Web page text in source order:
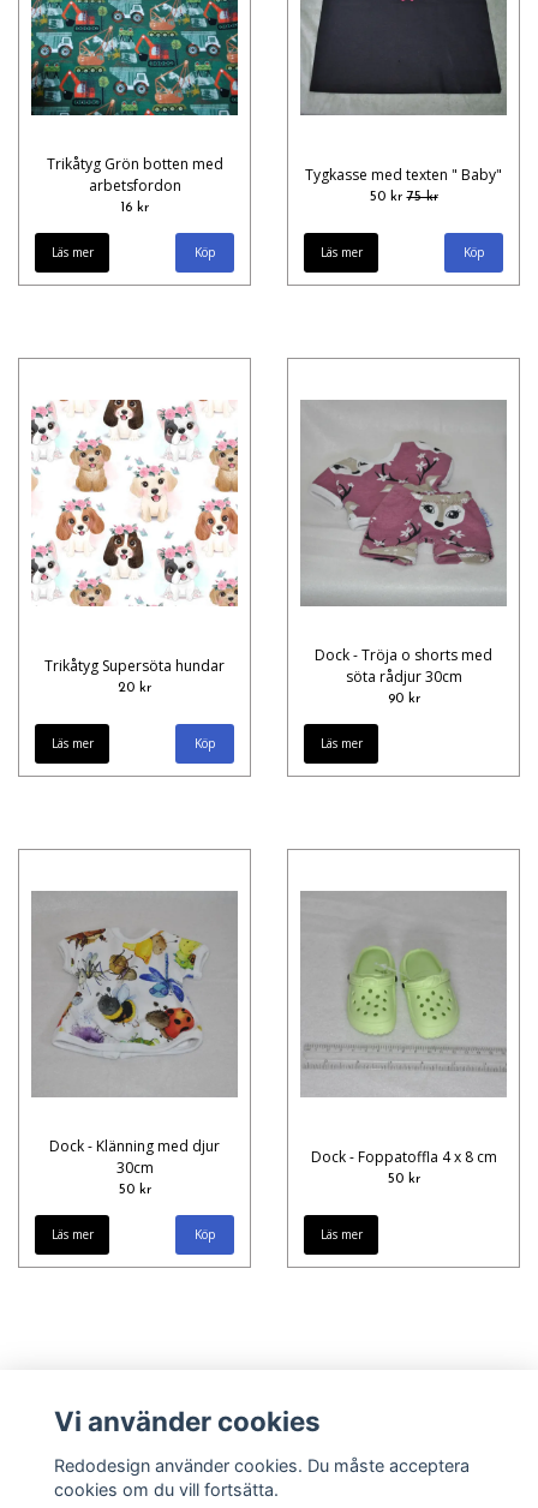
Trikåtyg Grön botten med
arbetsfordon
16 kr
Läs mer
Tygkasse med texten " Baby"
50 kr75 kr
Läs mer
Trikåtyg Supersöta hundar
20 kr
Läs mer
Dock - Tröja o shorts med
söta rådjur 30cm
90 kr
Läs mer
Dock - Klänning med djur
30cm
50 kr
Läs mer
Dock - Foppatoffla 4 x 8 cm
50 kr
Läs mer
Vi använder cookies
Redodesign använder cookies. Du måste acceptera
cookies om du vill fortsätta.